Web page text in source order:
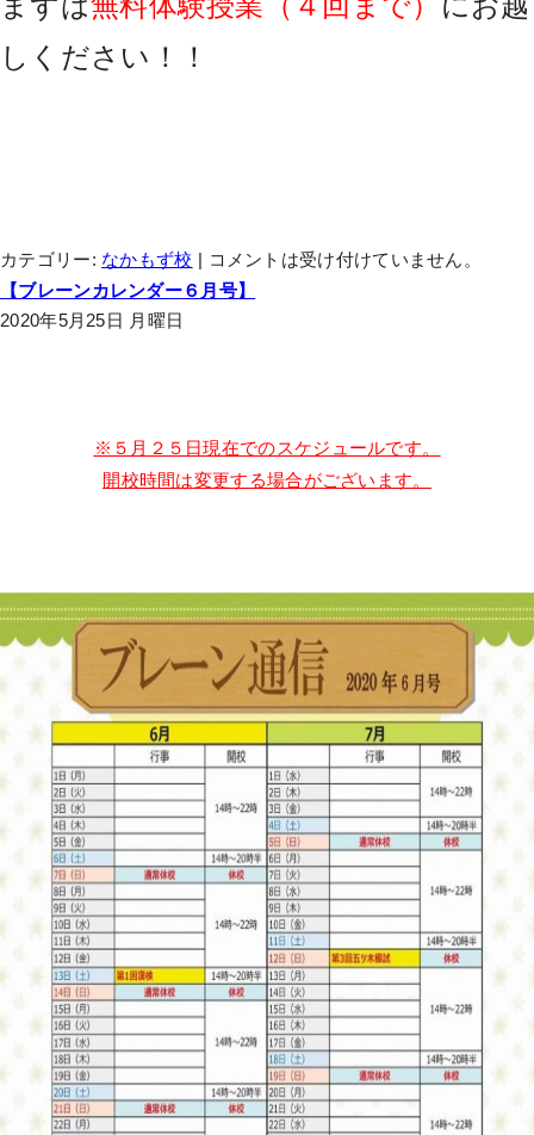
しください！！
カテゴリー: なかもず校 | コメントは受け付けていません。
【ブレーンカレンダー６月号】
2020年5月25日 月曜日
※５月２５日現在でのスケジュールです。
開校時間は変更する場合がございます。